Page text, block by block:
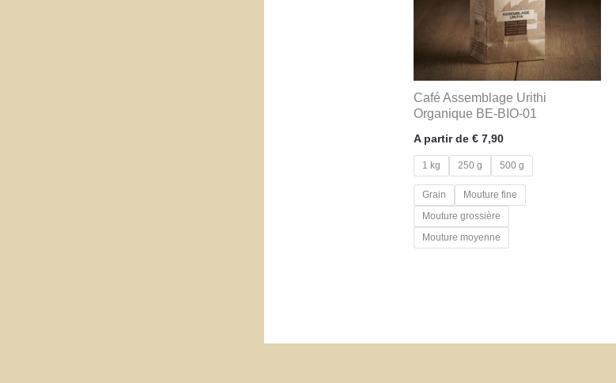
Café Assemblage Urithi
Organique BE-BIO-01
A partir de € 7,90
1 kg 250 g 500 g
Grain
Mouture fine
Mouture grossière
Mouture moyenne